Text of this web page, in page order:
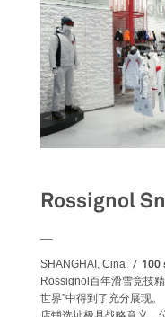
Rossignol
SHANGHAI, Cina 100
Rossignol百年滑雪竞技
世界”中得到了充分展现。